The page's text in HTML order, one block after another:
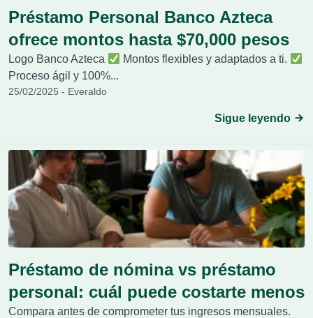
Préstamo Personal Banco Azteca
ofrece montos hasta $70,000 pesos
Logo Banco Azteca
Montos flexibles y adaptados a ti.
Proceso ágil y 100%...
25/02/2025 - Everaldo
Sigue leyendo
Préstamo de nómina vs préstamo
personal: cuál puede costarte menos
Compara antes de comprometer tus ingresos mensuales.